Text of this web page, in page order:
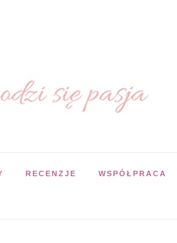
RECENZJE WSPÓŁPRACA